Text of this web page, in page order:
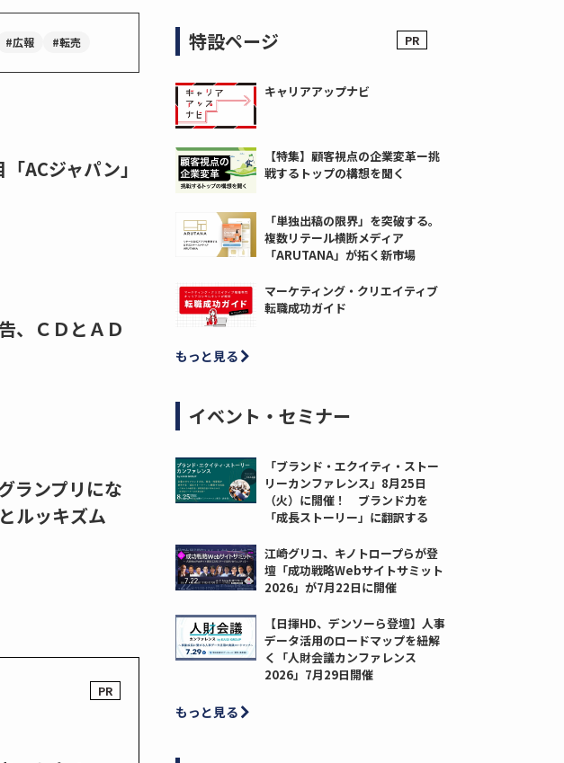
#広報 #転売
ACジャパン」
、ＣＤとＡＤ
ランプリにな
ルッキズム
特設ページ
キャリアアップナビ
【特集】顧客視点の企業変革ー挑
戦するトップの構想を聞く
「単独出稿の限界」を突破する。
複数リテール横断メディア
「ARUTANA」が拓く新市場
マーケティング・クリエイティブ
転職成功ガイド
もっと見る
イベント・セミナー
「ブランド・エクイティ・ストー
リーカンファレンス」8月25日
（火）に開催！ ブランド力を
「成長ストーリー」に翻訳する
江崎グリコ、キノトロープらが登
壇「成功戦略Webサイトサミット
2026」が7月22日に開催
【日揮HD、デンソーら登壇】人事
データ活用のロードマップを紐解
く「人財会議カンファレンス
2026」7月29日開催
もっと見る